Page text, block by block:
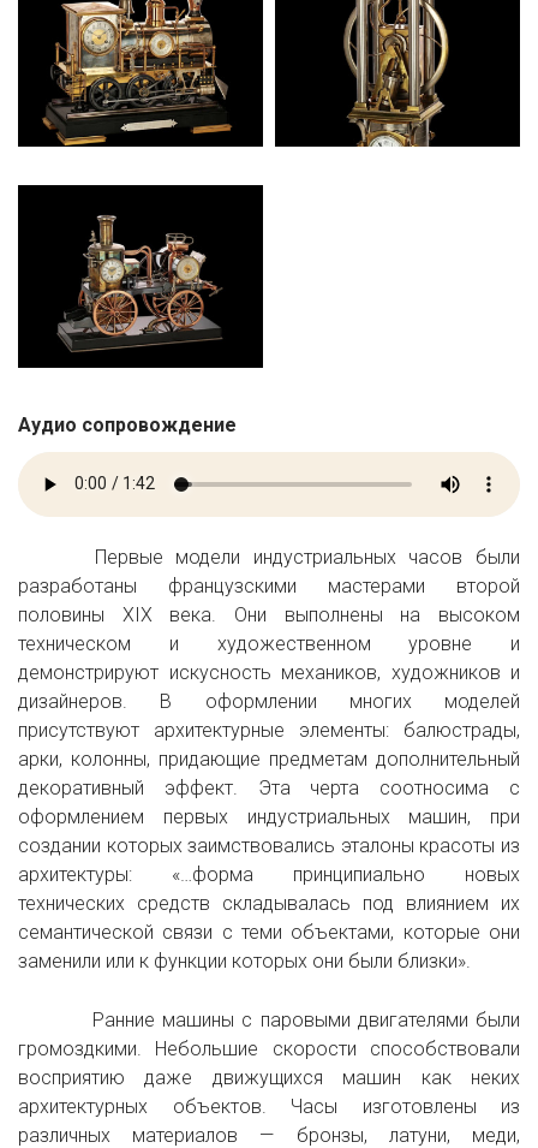
Аудио сопровождение
Аудио файл
Первые модели индустриальных часов были
разработаны французскими мастерами второй
половины XIX века. Они выполнены на высоком
техническом и художественном уровне и
демонстрируют искусность механиков, художников и
дизайнеров. В оформлении многих моделей
присутствуют архитектурные элементы: балюстрады,
арки, колонны, придающие предметам дополнительный
декоративный эффект. Эта черта соотносима с
оформлением первых индустриальных машин, при
создании которых заимствовались эталоны красоты из
архитектуры: «…форма принципиально новых
технических средств складывалась под влиянием их
семантической связи с теми объектами, которые они
заменили или к функции которых они были близки».
Ранние машины с паровыми двигателями были
громоздкими. Небольшие скорости способствовали
восприятию даже движущихся машин как неких
архитектурных объектов. Часы изготовлены из
различных материалов — бронзы, латуни, меди,